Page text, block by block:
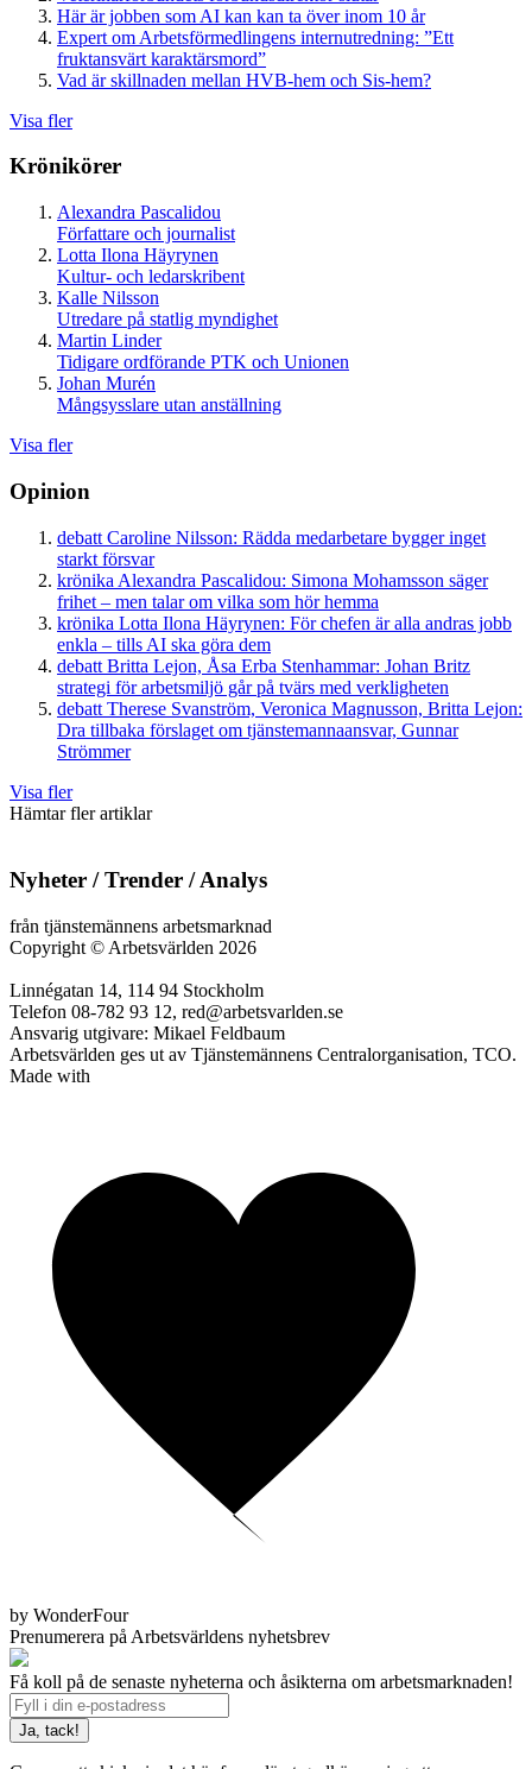
Här är jobben som AI kan kan ta över inom 10 år
Expert om Arbetsförmedlingens internutredning: ”Ett
fruktansvärt karaktärsmord”
Vad är skillnaden mellan HVB-hem och Sis-hem?
Visa fler
Krönikörer
Alexandra Pascalidou
Författare och journalist
Lotta Ilona Häyrynen
Kultur- och ledarskribent
Kalle Nilsson
Utredare på statlig myndighet
Martin Linder
Tidigare ordförande PTK och Unionen
Johan Murén
Mångsysslare utan anställning
Visa fler
Opinion
debatt Caroline Nilsson: Rädda medarbetare bygger inget
starkt försvar
krönika Alexandra Pascalidou: Simona Mohamsson säger
frihet – men talar om vilka som hör hemma
krönika Lotta Ilona Häyrynen: För chefen är alla andras jobb
enkla – tills AI ska göra dem
debatt Britta Lejon, Åsa Erba Stenhammar: Johan Britz
strategi för arbetsmiljö går på tvärs med verkligheten
debatt Therese Svanström, Veronica Magnusson, Britta Lejon:
Dra tillbaka förslaget om tjänstemannaansvar, Gunnar
Strömmer
Visa fler
Hämtar fler artiklar
Nyheter / Trender / Analys
från tjänstemännens arbetsmarknad
Copyright © Arbetsvärlden 2026
Linnégatan 14, 114 94 Stockholm
Telefon 08-782 93 12, red@arbetsvarlden.se
Ansvarig utgivare: Mikael Feldbaum
Arbetsvärlden ges ut av Tjänstemännens Centralorganisation, TCO.
Made with
by WonderFour
Prenumerera på Arbetsvärldens nyhetsbrev
Få koll på de senaste nyheterna och åsikterna om arbetsmarknaden!